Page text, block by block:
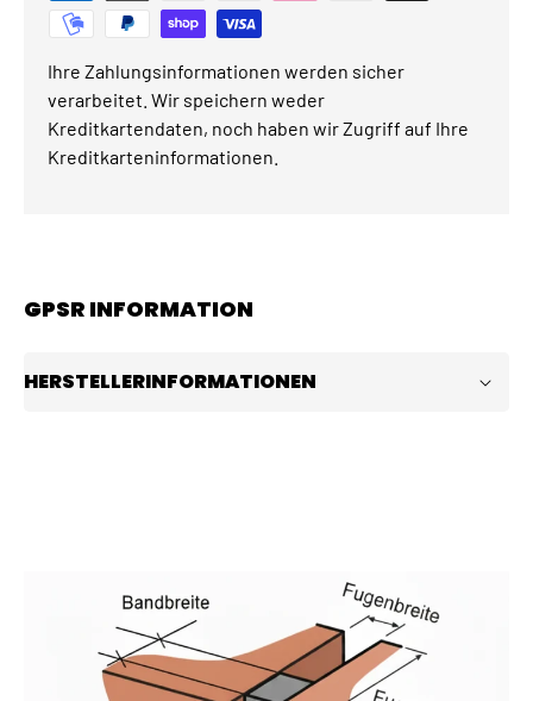
Ihre Zahlungsinformationen werden sicher
verarbeitet. Wir speichern weder
Kreditkartendaten, noch haben wir Zugriff auf Ihre
Kreditkarteninformationen.
GPSR INFORMATION
HERSTELLERINFORMATIONEN